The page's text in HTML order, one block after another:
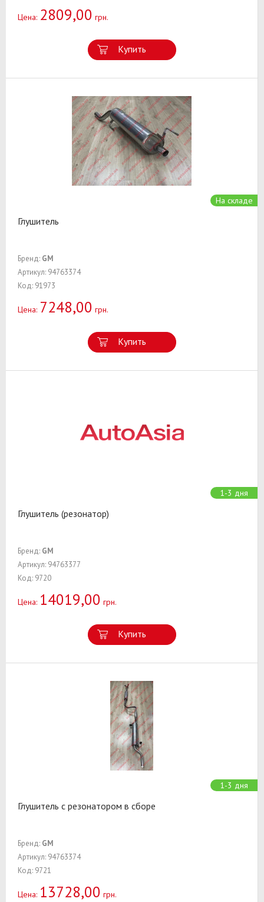
Цена: 2809,00 грн.
Купить
На складе
Глушитель
Бренд: GM
Артикул: 94763374
Код: 91973
Цена: 7248,00 грн.
Купить
1-3 дня
Глушитель (резонатор)
Бренд: GM
Артикул: 94763377
Код: 9720
Цена: 14019,00 грн.
Купить
1-3 дня
Глушитель с резонатором в сборе
Бренд: GM
Артикул: 94763374
Код: 9721
Цена: 13728,00 грн.